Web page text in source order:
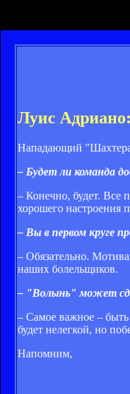
Луис
Нападающий
– Будет ли команда
– Конечно, будет. Все
хорошего настроения
– Вы в первом круге
– Обязательно.
наших болельщиков.
– "Волынь" может
– Самое важное –
будет нелегкой, но
Напомним,